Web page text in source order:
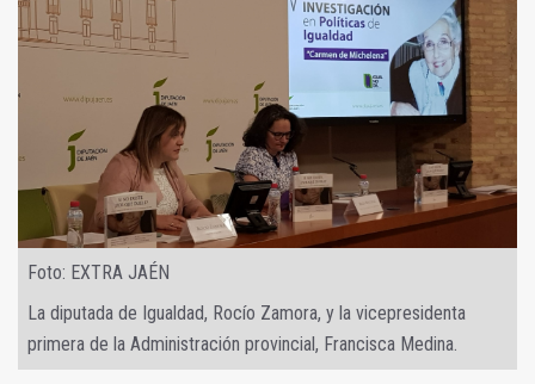
Foto: EXTRA JAÉN
La diputada de Igualdad, Rocío Zamora, y la vicepresidenta
primera de la Administración provincial, Francisca Medina.